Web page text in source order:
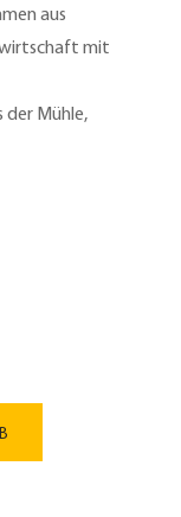
aus
mit
der Mühle,